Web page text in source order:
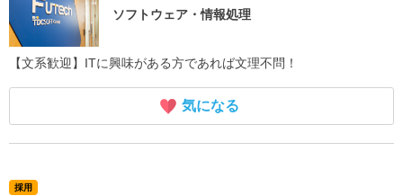
ソフトウェア・情報処理
【文系歓迎】ITに興味がある方であれば文理不問！
気になる
採用